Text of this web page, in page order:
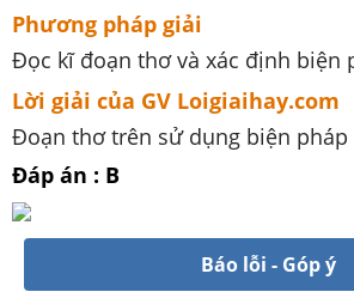
Phương pháp giải
Đọc kĩ đoạn thơ và xác định biện
Lời giải của GV Loigiaihay.com
Đoạn thơ trên sử dụng biện
Đáp án : B
Báo lỗi - Góp ý